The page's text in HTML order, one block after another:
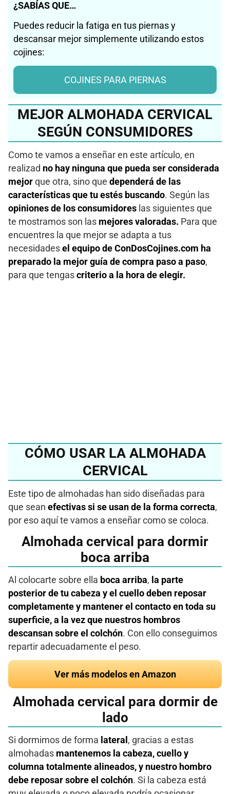
¿SABÍAS QUE…
Puedes reducir la fatiga en tus piernas y
descansar mejor simplemente utilizando estos
cojines:
COJINES PARA PIERNAS
MEJOR ALMOHADA CERVICAL
SEGÚN CONSUMIDORES
Como te vamos a enseñar en este artículo, en
realizad no hay ninguna que pueda ser considerada
mejor que otra, sino que dependerá de las
características que tu estés buscando. Según las
opiniones de los consumidores las siguientes que
te mostramos son las mejores valoradas. Para que
encuentres la que mejor se adapta a tus
necesidades el equipo de ConDosCojines.com ha
preparado la mejor guía de compra paso a paso,
para que tengas criterio a la hora de elegir.
CÓMO USAR LA ALMOHADA
CERVICAL
Este tipo de almohadas han sido diseñadas para
que sean efectivas si se usan de la forma correcta,
por eso aquí te vamos a enseñar como se coloca.
Almohada cervical para dormir
boca arriba
Al colocarte sobre ella boca arriba, la parte
posterior de tu cabeza y el cuello deben reposar
completamente y mantener el contacto en toda su
superficie, a la vez que nuestros hombros
descansan sobre el colchón. Con ello conseguimos
repartir adecuadamente el peso.
Ver más modelos en Amazon
Almohada cervical para dormir de
lado
Si dormimos de forma lateral , gracias a estas
almohadas mantenemos la cabeza, cuello y
columna totalmente alineados, y nuestro hombro
debe reposar sobre el colchón. Si la cabeza está